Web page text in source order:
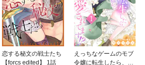
恋する秘文の戦士たち
【forcs edited】 1話
えっちなゲームのモブ
令嬢に転生したら、絶